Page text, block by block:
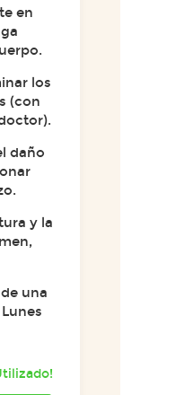
en
los
(con
daño
y la
una